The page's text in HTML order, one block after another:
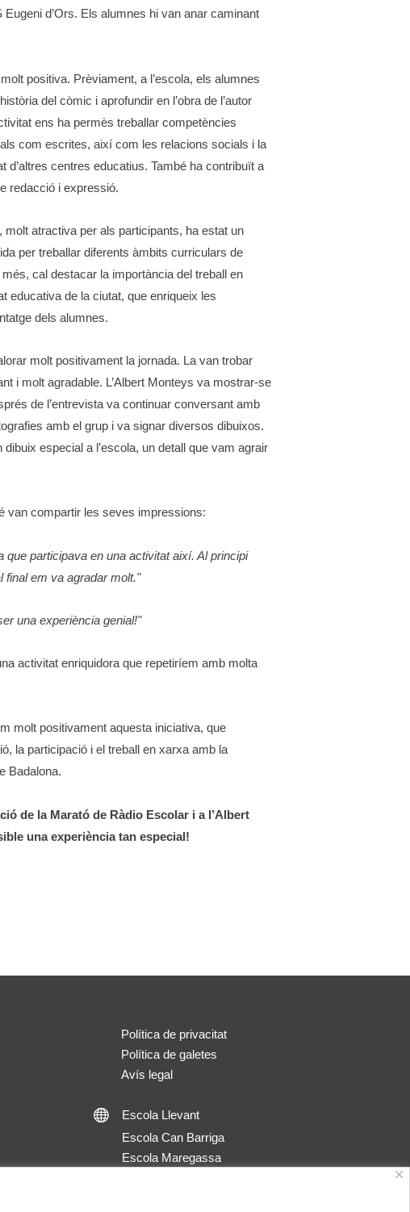
Eugeni d’Ors. Els alumnes hi van anar caminant
positiva. Prèviament, a l’escola, els alumnes
del còmic i aprofundir en l’obra de l’autor
ens ha permès treballar competències
com escrites, així com les relacions socials i la
d’altres centres educatius. També ha contribuït a
redacció i expressió.
molt atractiva per als participants, ha estat un
per treballar diferents àmbits curriculars de
cal destacar la importància del treball en
educativa de la ciutat, que enriqueix les
dels alumnes.
molt positivament la jornada. La van trobar
i molt agradable. L’Albert Monteys va mostrar-se
de l’entrevista va continuar conversant amb
amb el grup i va signar diversos dibuixos.
especial a l’escola, un detall que vam agrair
van compartir les seves impressions:
que participava en una activitat així. Al principi
final em va agradar molt."
una experiència genial!"
activitat enriquidora que repetiríem amb molta
molt positivament aquesta iniciativa, que
la participació i el treball en xarxa amb la
Badalona.
de la Marató de Ràdio Escolar i a l’Albert
una experiència tan especial!
Política de privacitat
Política de galetes
Avís legal
Escola Llevant Webpage
Escola Llevant
Escola Can Barriga
Escola Maregassa